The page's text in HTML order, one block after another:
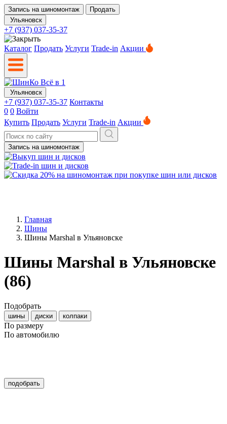
Запись на шиномонтаж
Продать
Ульяновск
+7 (937) 037-35-37
Каталог Продать Услуги Trade-in Акции
Ульяновск
+7 (937) 037-35-37 Контакты
0 0 Войти
Купить Продать Услуги Trade-in Акции
Запись на шиномонтаж
Главная
Шины
Шины Marshal в Ульяновске
Шины Marshal в Ульяновске
(86)
Подобрать
шины диски колпаки
По размеру
По автомобилю
подобрать